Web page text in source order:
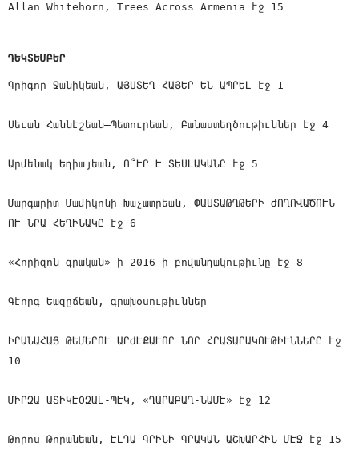
Allan Whitehorn, Trees Across Armenia էջ 15
ԴԵԿՏԵՄԲԵՐ
Գրիգոր Ջանիկեան, ԱՅՍՏԵՂ ՀԱՅԵՐ ԵՆ ԱՊՐԵԼ էջ 1
Սեւան Հաննէշեան—Պետուրեան, Բանաստեղծութիւններ էջ 4
Արմենակ Եղիայեան, Ո՞ՒՐ Է ՏԵՍԼԱԿԱՆԸ էջ 5
Մարգարիտ Մամիկոնի Խաչատրեան, ՓԱՍՏԱԹՂԹԵՐԻ ԺՈՂՈՎԱԾՈՒՆ
ՈՒ ՆՐԱ ՀԵՂԻՆԱԿԸ էջ 6
«Հորիզոն գրական»—ի 2016—ի բովանդակութիւնը էջ 8
Գէորգ Եազըճեան, գրախօսութիւններ
ԻՐԱՆԱՀԱՅ ԹԵՄԵՐՈՒ ԱՐԺԷՔԱՒՈՐ ՆՈՐ ՀՐԱՏԱՐԱԿՈՒԹԻՒՆՆԵՐԸ էջ
10
ՄԻՐԶԱ ԱՏԻԿԷՕԶԱԼ-ՊԷԿ, «ՂԱՐԱԲԱՂ-ՆԱՄԷ» էջ 12
Թորոս Թորանեան, ԷԼԴԱ ԳՐԻՆԻ ԳՐԱԿԱՆ ԱՇԽԱՐՀԻՆ ՄԷՋ էջ 15